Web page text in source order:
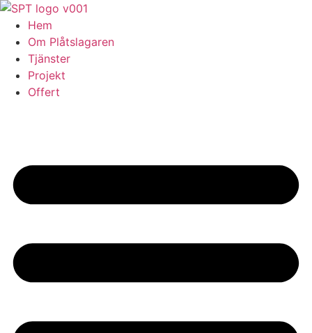
Skip
content
Hem
Om Plåtslagaren
Tjänster
Projekt
Offert